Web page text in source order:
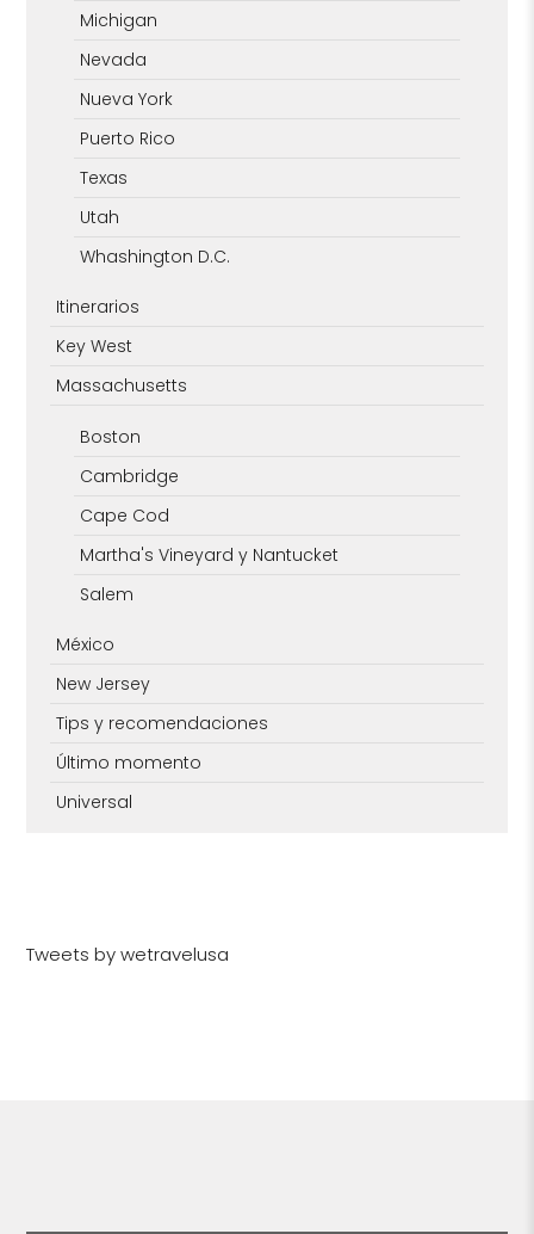
Michigan
Nevada
Nueva York
Puerto Rico
Texas
Utah
Whashington D.C.
Itinerarios
Key West
Massachusetts
Boston
Cambridge
Cape Cod
Martha's Vineyard y Nantucket
Salem
México
New Jersey
Tips y recomendaciones
Último momento
Universal
Tweets by wetravelusa